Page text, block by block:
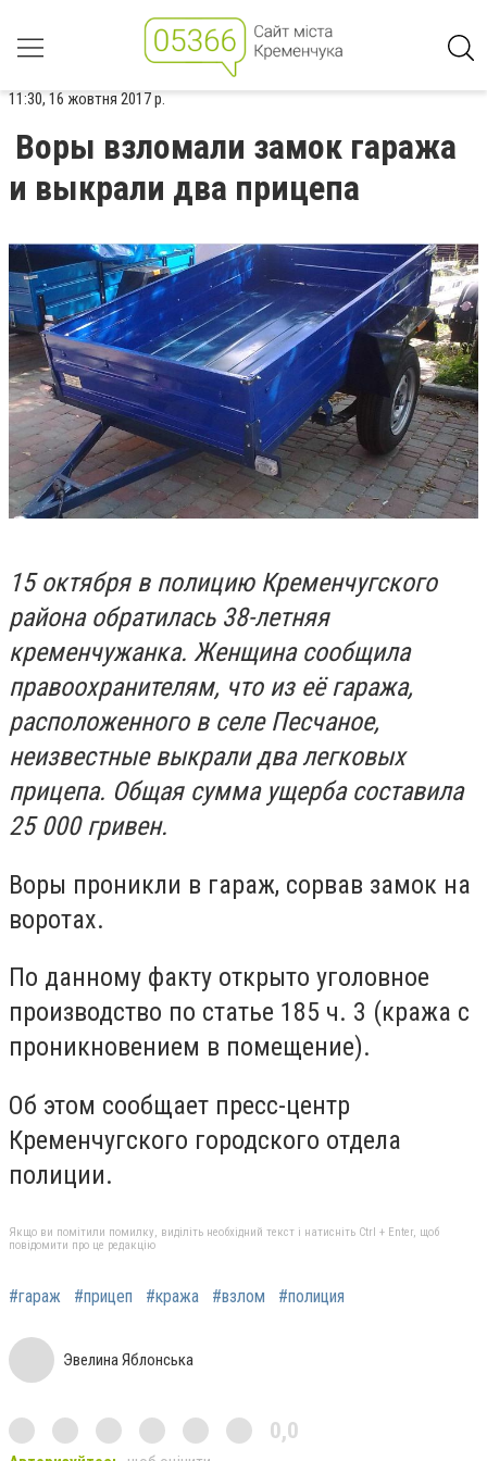
11:30, 16 жовтня 2017 р.
Воры взломали замок гаража
и выкрали два прицепа
15 октября в полицию Кременчугского
района обратилась 38-летняя
кременчужанка. Женщина сообщила
правоохранителям, что из её гаража,
расположенного в селе Песчаное,
неизвестные выкрали два легковых
прицепа. Общая сумма ущерба составила
25 000 гривен.
Воры проникли в гараж, сорвав замок на
воротах.
По данному факту открыто уголовное
производство по статье 185 ч. 3 (кража с
проникновением в помещение).
Об этом сообщает пресс-центр
Кременчугского городского отдела
полиции.
Якщо ви помітили помилку, виділіть необхідний текст і натисніть Ctrl + Enter, щоб
повідомити про це редакцію
#гараж #прицеп #кража #взлом #полиция
Эвелина Яблонська
0,0